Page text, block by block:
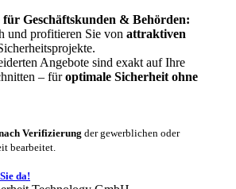
Geschäftskunden & Behörden:
und profitieren Sie von attraktiven
Angebote sind exakt auf Ihre
– füroptimale Sicherheit ohne
Verifizierung der gewerblichen oder
bearbeitet.
da!